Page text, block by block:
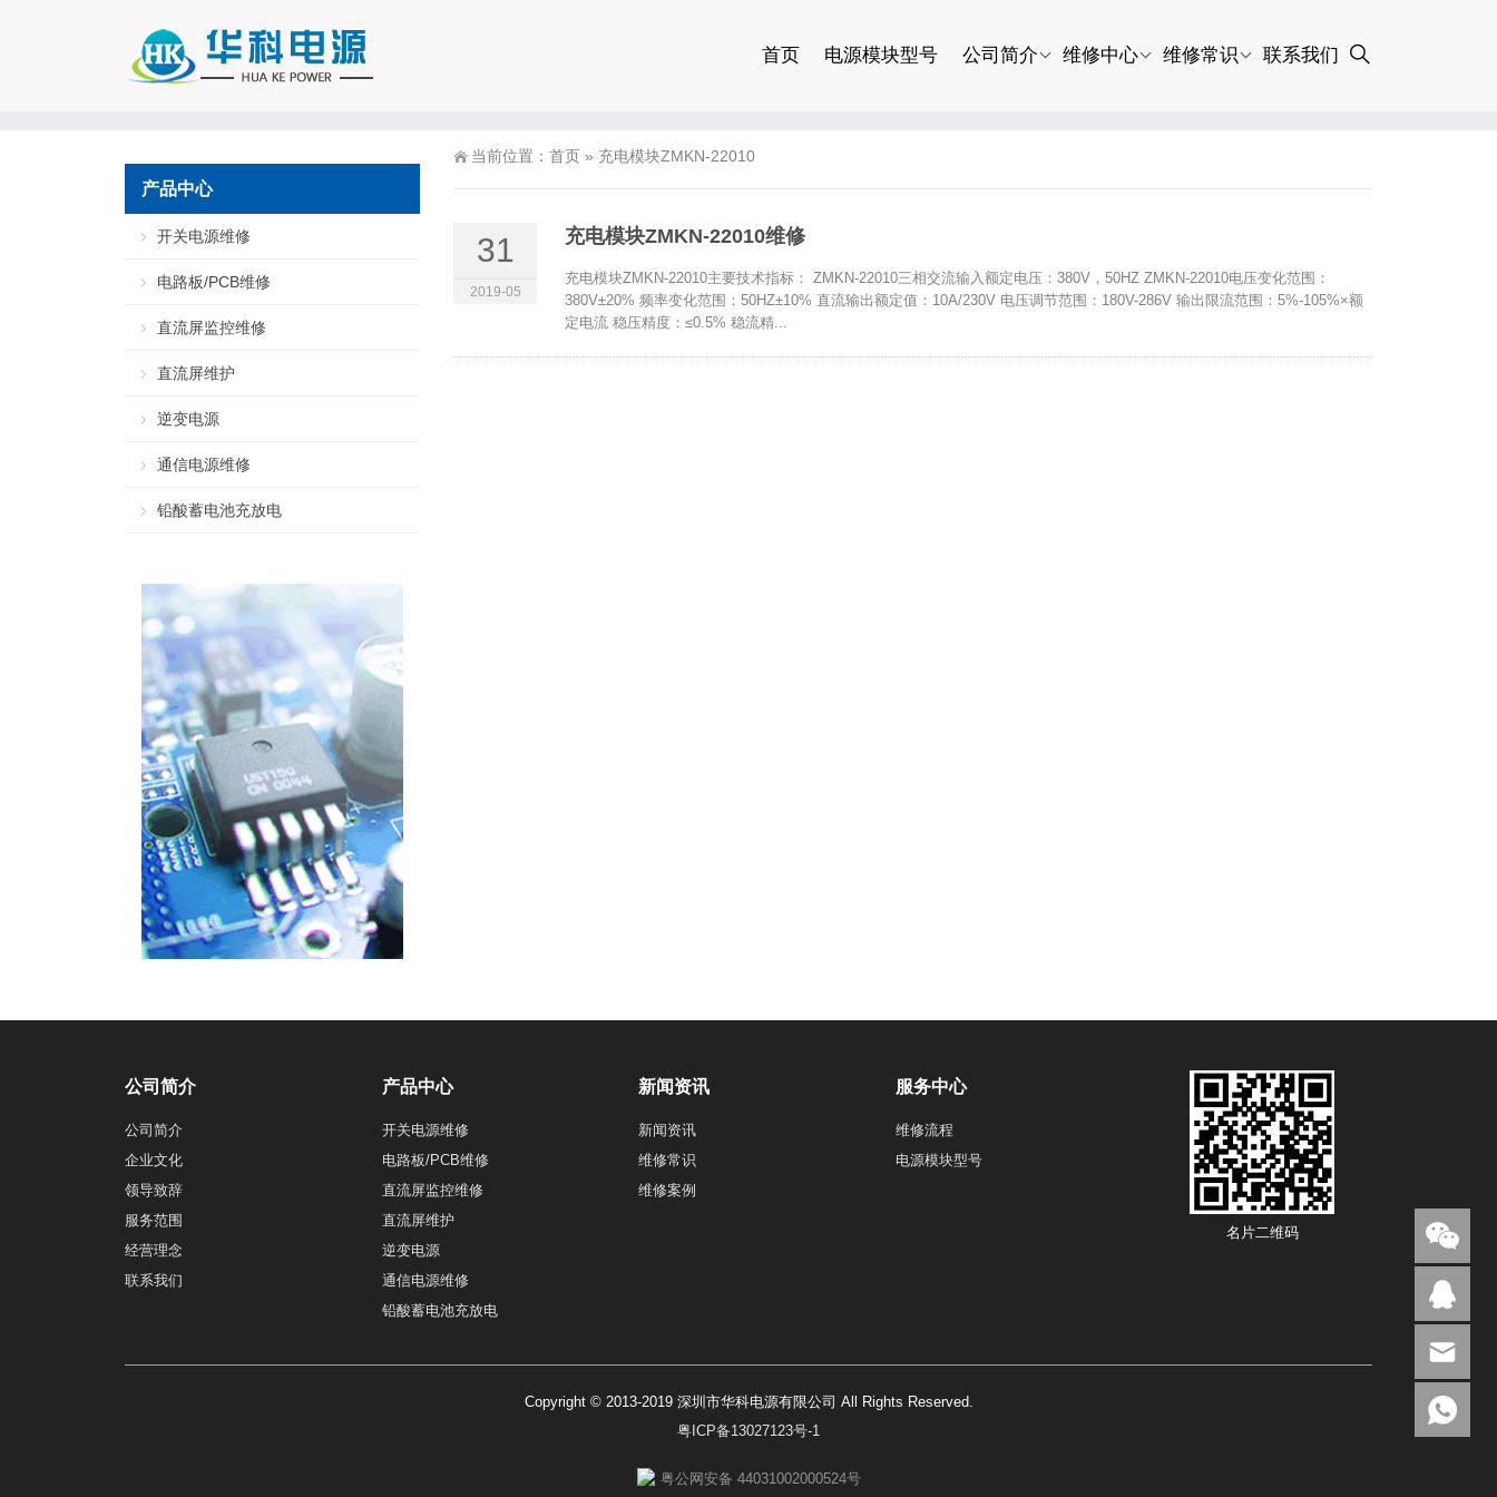
首页 电源模块型号 公司简介 维修中心 维修常识 联系我们
当前位置： 首页 » 充电模块ZMKN-22010
31
2019-05
充电模块ZMKN-22010维修
充电模块ZMKN-22010主要技术指标： ZMKN-22010三相交流输入额定电压：380V，50HZ ZMKN-22010电压变化范围：
380V±20% 频率变化范围：50HZ±10% 直流输出额定值：10A/230V 电压调节范围：180V-286V 输出限流范围：5%-105%×额
定电流 稳压精度：≤0.5% 稳流精...
产品中心
开关电源维修
电路板/PCB维修
直流屏监控维修
直流屏维护
逆变电源
通信电源维修
铅酸蓄电池充放电
公司简介
公司简介
企业文化
领导致辞
服务范围
经营理念
联系我们
产品中心
开关电源维修
电路板/PCB维修
直流屏监控维修
直流屏维护
逆变电源
通信电源维修
铅酸蓄电池充放电
新闻资讯
新闻资讯
维修常识
维修案例
服务中心
维修流程
电源模块型号
名片二维码
Copyright © 2013-2019 深圳市华科电源有限公司 All Rights Reserved.
粤ICP备13027123号-1
粤公网安备 44031002000524号